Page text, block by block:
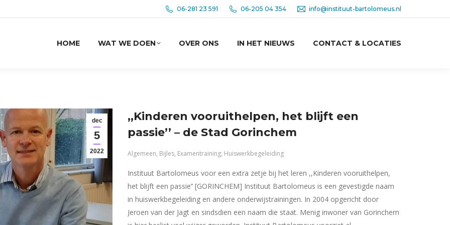
06-281 23 591 06-205 04 354 info@instituut-bartolomeus.nl
HOME WAT WE DOEN OVER ONS IN HET NIEUWS CONTACT & LOCATIES
dec
5
2022
,,Kinderen vooruithelpen, het blijft een
passie’’ – de Stad Gorinchem
Algemeen, Bijles, Examentraining, Huiswerkbegeleiding
Instituut Bartolomeus voor een extra zetje bij het leren ,,Kinderen vooruithelpen,
het blijft een passie’’ [GORINCHEM] Instituut Bartolomeus is een gevestigde naam
in huiswerkbegeleiding en andere onderwijstrainingen. In 2004 opgericht door
Jeroen van der Jagt en sindsdien een naam die staat. Menig inwoner van Gorinchem